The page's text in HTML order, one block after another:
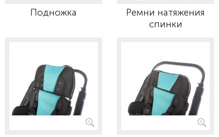
Подножка
Ремни натяжения
спинки